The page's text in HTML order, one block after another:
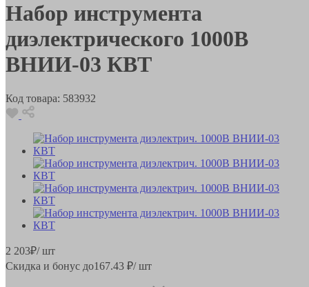
Набор инструмента
диэлектрического 1000В
ВНИИ-03 КВТ
Код товара: 583932
2 203₽/ шт
Скидка и бонус до167.43 ₽/ шт